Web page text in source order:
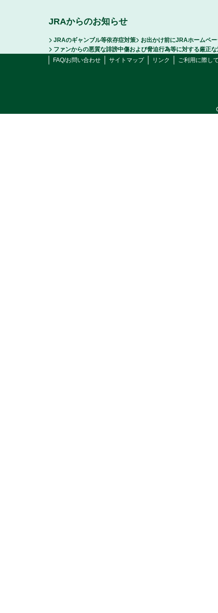
JRAからのお知らせ
JRAのギャンブル等依存症対策
お出かけ前にJRAホームペ
ファンからの悪質な誹謗中傷および脅迫行為等に対する厳正
FAQ/お問い合わせ
サイトマップ リンク ご利用に際し